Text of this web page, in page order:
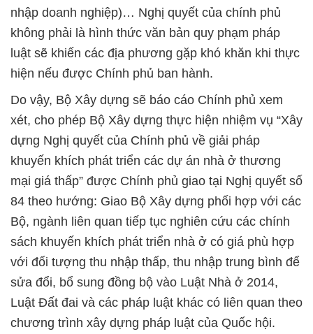
nhập doanh nghiệp)… Nghị quyết của chính phủ
không phải là hình thức văn bản quy phạm pháp
luật sẽ khiến các địa phương gặp khó khăn khi thực
hiện nếu được Chính phủ ban hành.
Do vậy, Bộ Xây dựng sẽ báo cáo Chính phủ xem
xét, cho phép Bộ Xây dựng thực hiện nhiệm vụ “Xây
dựng Nghị quyết của Chính phủ về giải pháp
khuyến khích phát triển các dự án nhà ở thương
mại giá thấp” được Chính phủ giao tại Nghị quyết số
84 theo hướng: Giao Bộ Xây dựng phối hợp với các
Bộ, ngành liên quan tiếp tục nghiên cứu các chính
sách khuyến khích phát triển nhà ở có giá phù hợp
với đối tượng thu nhập thấp, thu nhập trung bình để
sửa đổi, bổ sung đồng bộ vào Luật Nhà ở 2014,
Luật Đất đai và các pháp luật khác có liên quan theo
chương trình xây dựng pháp luật của Quốc hội.